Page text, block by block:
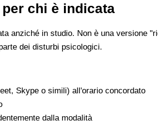
chi è indicata
anziché in studio. Non è una versione
dei disturbi psicologici.
Skype o simili) all'orario concordato
dalla modalità